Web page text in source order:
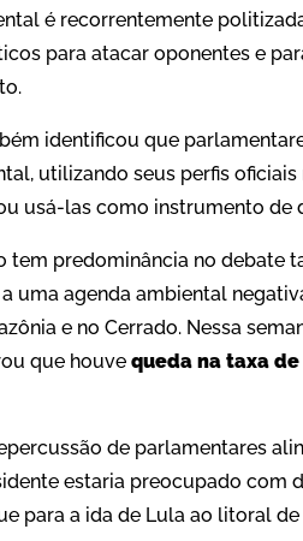
é recorrentemente
para atacar oponentes e
identificou que
utilizando seus perfis
usá-las como instrumento de
tem predominância no debate
uma agenda ambiental
e no Cerrado. Nessa
que houve queda na taxa
de parlamentares
estaria preocupado com
para a ida de Lula ao litoral